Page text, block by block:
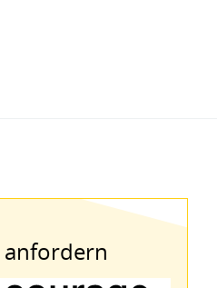
anfordern